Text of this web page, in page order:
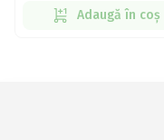
Adaugă în coș